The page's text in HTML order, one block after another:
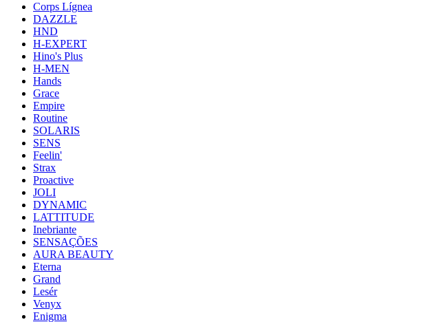
Corps Lígnea
DAZZLE
HND
H-EXPERT
Hino's Plus
H-MEN
Hands
Grace
Empire
Routine
SOLARIS
SENS
Feelin'
Strax
Proactive
JOLI
DYNAMIC
LATTITUDE
Inebriante
SENSAÇÕES
AURA BEAUTY
Eterna
Grand
Lesér
Venyx
Enigma